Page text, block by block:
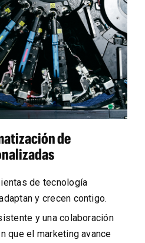
de
de tecnología
y crecen contigo.
y una colaboración
que el marketing avance